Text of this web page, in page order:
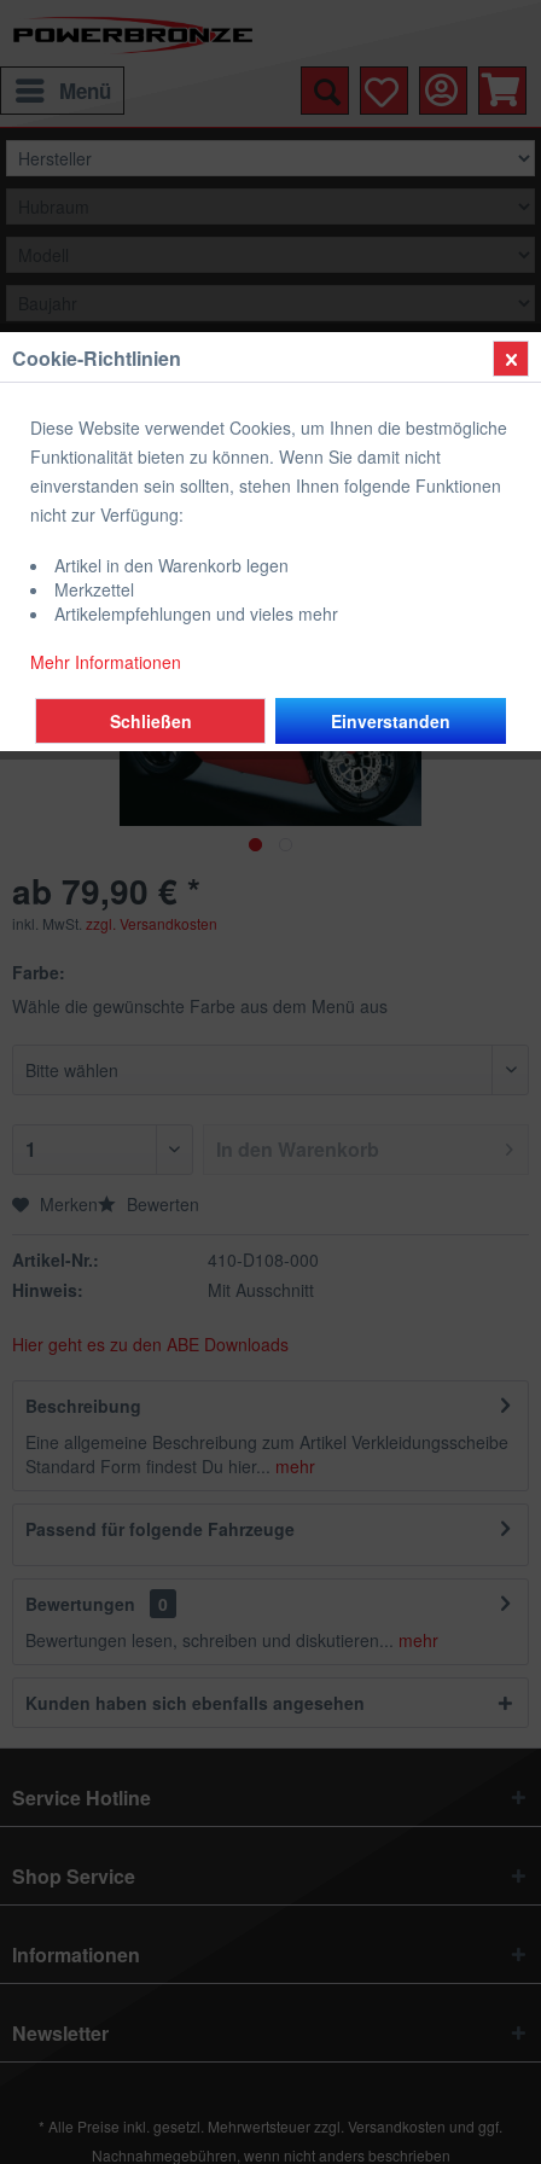
Menü
Auswählen
Übersicht Verkleidungsscheibe Standard Form
Verkleidungsscheibe Standard Form
DUCATI
ab 79,90 € *
inkl. MwSt. zzgl. Versandkosten
Farbe:
Wähle die gewünschte Farbe aus dem Menü aus
Merken Bewerten
Artikel-Nr.:
410-D108-000
Hinweis:
Mit Ausschnitt
Hier geht es zu den ABE Downloads
Beschreibung
Eine allgemeine Beschreibung zum Artikel Verkleidungsscheibe
Standard Form findest Du hier... mehr
Passend für folgende Fahrzeuge
Bewertungen
0
Bewertungen lesen, schreiben und diskutieren... mehr
Kunden haben sich ebenfalls angesehen
Service Hotline
Shop Service
Informationen
Newsletter
* Alle Preise inkl. gesetzl. Mehrwertsteuer zzgl. Versandkosten und ggf.
Nachnahmegebühren, wenn nicht anders beschrieben
Cookie-Richtlinien
Diese Website verwendet Cookies, um Ihnen die bestmögliche
Funktionalität bieten zu können. Wenn Sie damit nicht
einverstanden sein sollten, stehen Ihnen folgende Funktionen
nicht zur Verfügung:
Artikel in den Warenkorb legen
Merkzettel
Artikelempfehlungen und vieles mehr
Mehr Informationen
Einverstanden
Schließen